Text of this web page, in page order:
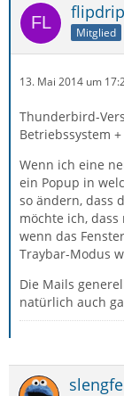
flipdrip
Mitglied
13. Mai 2014 um
Thunderbird-
Betriebssystem
Wenn ich eine
ein Popup in
so ändern, dass
möchte ich,
wenn das
Traybar-Modus
Die Mails
natürlich auch
slengfe